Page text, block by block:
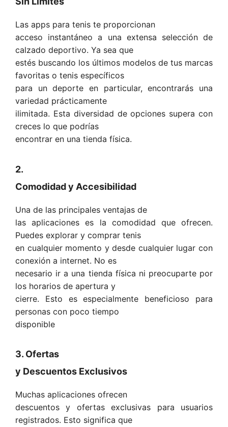
Las apps para tenis te proporcionan
acceso instantáneo a una extensa selección de
calzado deportivo. Ya sea que
estés buscando los últimos modelos de tus marcas
favoritas o tenis específicos
para un deporte en particular, encontrarás una
variedad prácticamente
ilimitada. Esta diversidad de opciones supera con
creces lo que podrías
encontrar en una tienda física.
2.
Comodidad y Accesibilidad
Una de las principales ventajas de
las aplicaciones es la comodidad que ofrecen.
Puedes explorar y comprar tenis
en cualquier momento y desde cualquier lugar con
conexión a internet. No es
necesario ir a una tienda física ni preocuparte por
los horarios de apertura y
cierre. Esto es especialmente beneficioso para
personas con poco tiempo
disponible
3. Ofertas
y Descuentos Exclusivos
Muchas aplicaciones ofrecen
descuentos y ofertas exclusivas para usuarios
registrados. Esto significa que